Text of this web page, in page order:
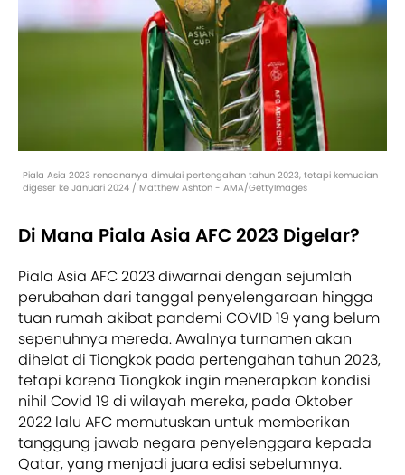
Piala Asia 2023 rencananya dimulai pertengahan tahun 2023, tetapi kemudian
digeser ke Januari 2024 / Matthew Ashton - AMA/GettyImages
Di Mana Piala Asia AFC 2023 Digelar?
Piala Asia AFC 2023 diwarnai dengan sejumlah
perubahan dari tanggal penyelengaraan hingga
tuan rumah akibat pandemi COVID 19 yang belum
sepenuhnya mereda. Awalnya turnamen akan
dihelat di Tiongkok pada pertengahan tahun 2023,
tetapi karena Tiongkok ingin menerapkan kondisi
nihil Covid 19 di wilayah mereka, pada Oktober
2022 lalu AFC memutuskan untuk memberikan
tanggung jawab negara penyelenggara kepada
Qatar, yang menjadi juara edisi sebelumnya.